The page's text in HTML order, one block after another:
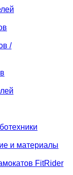
/
и материалы
FitRider